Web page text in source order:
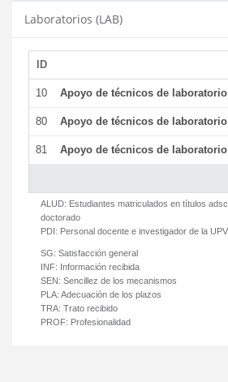
Laboratorios (LAB)
ID
10 Apoyo de técnicos de
80 Apoyo de técnicos de
81 Apoyo de técnicos de
ALUD: Estudiantes matriculados en títulos
doctorado
PDI: Personal docente e investigador de la UPV
SG: Satisfacción general
INF: Información recibida
SEN: Sencillez de los mecanismos
PLA: Adecuación de los plazos
TRA: Trato recibido
PROF: Profesionalidad